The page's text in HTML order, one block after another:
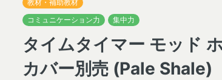
教材・補助教材
コミュニケーション力
集中力
タイムタイマー モッド
カバー別売 (Pale Shale)